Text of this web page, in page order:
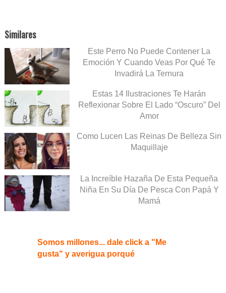
Similares
Este Perro No Puede Contener La
Emoción Y Cuando Veas Por Qué Te
Invadirá La Ternura
Estas 14 Ilustraciones Te Harán
Reflexionar Sobre El Lado “Oscuro” Del
Amor
Como Lucen Las Reinas De Belleza Sin
Maquillaje
La Increíble Hazaña De Esta Pequeña
Niña En Su Día De Pesca Con Papá Y
Mamá
Somos millones... dale click a "Me
gusta" y averigua porqué